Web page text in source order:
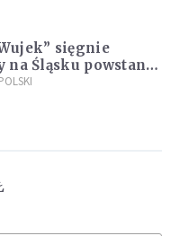
sięgnie
na Śląsku powstanie